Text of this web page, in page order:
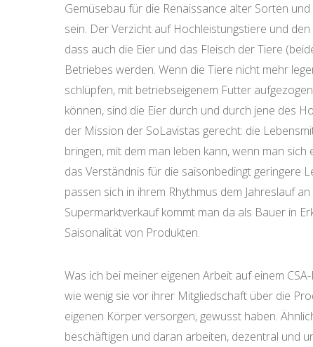
Gemüsebau für die Renaissance alter Sorten
sein. Der Verzicht auf Hochleistungstiere und
dass auch die Eier und das Fleisch der Tiere
Betriebes werden. Wenn die Tiere nicht mehr
schlüpfen, mit betriebseigenem Futter
können, sind die Eier durch und durch jene des
der Mission der SoLavistas gerecht: die
bringen, mit dem man leben kann, wenn man
das Verständnis für die saisonbedingt geringere
passen sich in ihrem Rhythmus dem Jahreslauf
Supermarktverkauf kommt man da als Bauer in
Saisonalität von Produkten.
Was ich bei meiner eigenen Arbeit auf einem
wie wenig sie vor ihrer Mitgliedschaft über die
eigenen Körper versorgen, gewusst haben.
beschäftigen und daran arbeiten, dezentral und